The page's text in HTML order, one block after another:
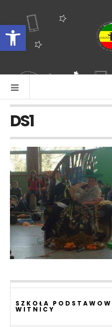
Otwórz pasek narzędzi
DS1
SZKOŁA
WITNICY